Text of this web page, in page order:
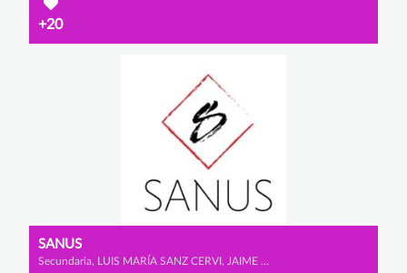
+20
SANUS
Secundaria, LUIS MARÍA SANZ CERVI, JAIME MATUTE PORRAS y ARNAU MATEO JARA